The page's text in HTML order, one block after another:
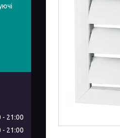
21:00
21:00